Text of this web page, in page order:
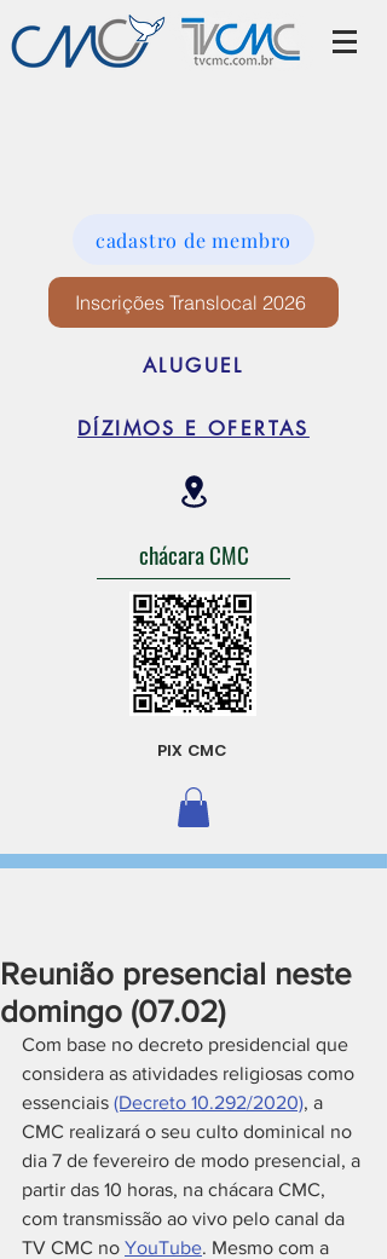
cadastro de membro
Inscrições Translocal 2026
ALUGUEL
DÍZIMOS E OFERTAS
chácara CMC
PIX CMC
Reunião presencial neste
domingo (07.02)
Com base no decreto presidencial que
considera as atividades religiosas como
essenciais (Decreto 10.292/2020), a
CMC realizará o seu culto dominical no
dia 7 de fevereiro de modo presencial, a
partir das 10 horas, na chácara CMC,
com transmissão ao vivo pelo canal da
TV CMC no YouTube. Mesmo com a